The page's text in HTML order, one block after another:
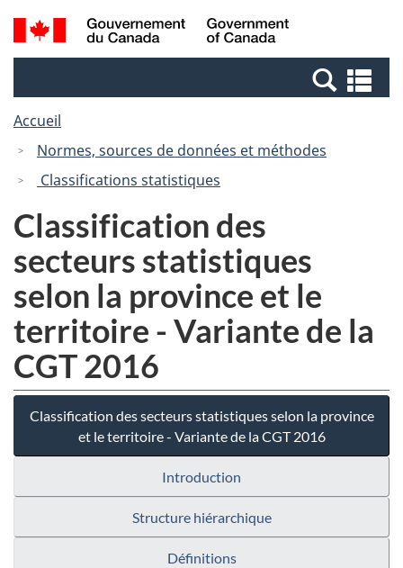
Passer
au
Passer
à
Canada
Recherche
et
et
Accueil
Normes, sources de données et méthodes
Classifications statistiques
Classification des
secteurs statistiques
selon la province et le
territoire - Variante de la
CGT 2016
Classification des secteurs statistiques selon la province
et le territoire - Variante de la CGT 2016
Introduction
Structure hiérarchique
Définitions